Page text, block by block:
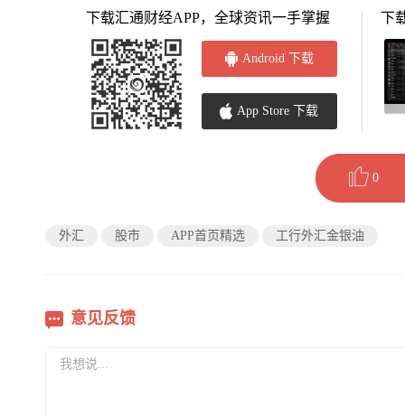
下载汇通财经APP，全球资讯一手掌握
Android 下载
App Store 下载
下
0
外汇 股市 APP首页精选 工行外汇金银油
意见反馈